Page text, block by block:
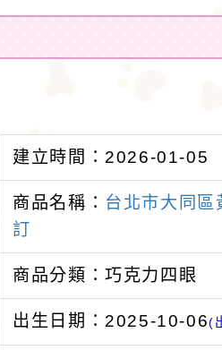
建立時間：2026-01-05
商品名稱： 台北市大同區
訂
商品分類：巧克力四眼
出生日期：2025-10-06(